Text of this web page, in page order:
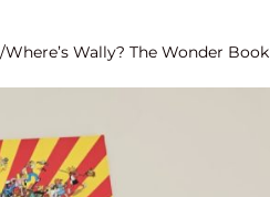
Where’s Wally? The Wonder Book